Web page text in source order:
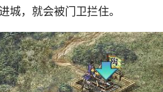
城，就会被门卫拦住。